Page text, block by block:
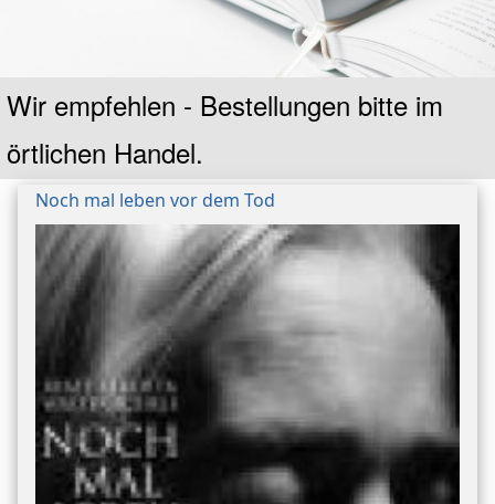
Untertitel
Wir empfehlen - Bestellungen bitte im
örtlichen Handel.
Referenz
Ansicht
Noch mal leben vor dem Tod
Bild/Umschlag